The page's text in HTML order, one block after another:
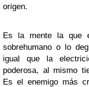
origen.
Es la mente la que
sobrehumano o lo
igual que la
poderosa, al mismo
Es el enemigo más